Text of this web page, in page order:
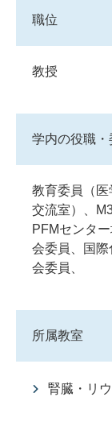
職位
教授
学内の役職・
教育委員（
交流室）、
PFMセンタ
会委員、国
会委員、
所属教室
腎臓・リ